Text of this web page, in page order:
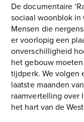
De documentaire
sociaal woonblok in
Mensen die
er voorlopig een
onverschilligheid
het gebouw
tijdperk. We volgen
laatste maanden
raamvertelling over
het hart van de